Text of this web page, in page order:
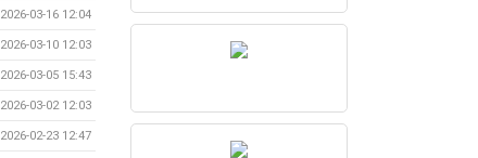
2026-03-16 12:04
2026-03-10 12:03
2026-03-05 15:43
2026-03-02 12:03
2026-02-23 12:47